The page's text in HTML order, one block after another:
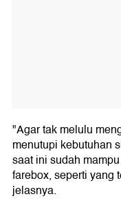
"Agar tak melulu
menutupi kebutuhan
saat ini sudah
farebox, seperti yang
jelasnya.